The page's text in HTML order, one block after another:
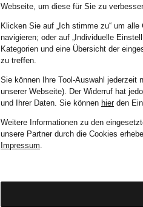
Webseite, um diese für Sie zu
Klicken Sie auf „Ich stimme zu“ um
navigieren; oder auf „Individuelle
Kategorien und eine Übersicht der
zu treffen.
Sie können Ihre Tool-Auswahl jederzeit
unserer Webseite). Der Widerruf hat
und Ihrer Daten. Sie können hierden
Weitere Informationen zu den
unsere Partner durch die Cookies
Impressum.